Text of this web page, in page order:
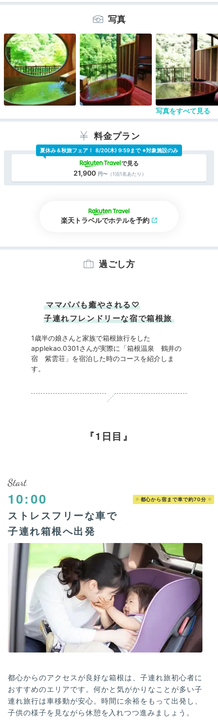
生かされていて美味しかったです。子どもの食事も
美味しかったようです。食事は部屋食でゆっくり食
写真
写真をすべて見る
料金プラン
21,900 （1泊1名あたり）
夏休み＆秋旅フェア！ 8/20(木) 9:59まで ※対象施設のみ
楽天トラベルでホテルを予約
過ごし方
ママパパも癒やされる♡
子連れフレンドリーな宿で箱根旅
1歳半の娘さんと家族で箱根旅行をした
applekao.0301さんが実際に「箱根温泉 鶴井の
宿 紫雲荘」を宿泊した時のコースを紹介しま
す。
1日目
Start
10:00 都心から宿まで車で約70分
ストレスフリーな車で
子連れ箱根へ出発
都心からのアクセスが良好な箱根は、子連れ旅初心者に
おすすめのエリアです。何かと気がかりなことが多い子
連れ旅行は車移動が安心。時間に余裕をもって出発し、
子供の様子を見ながら休憩を入れつつ進みましょう。